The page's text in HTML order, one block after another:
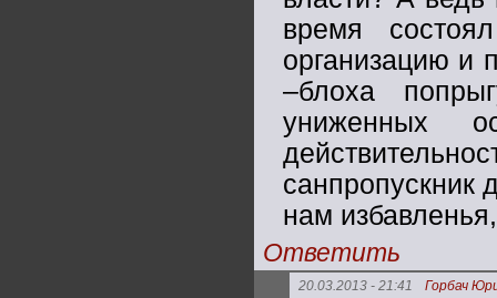
время
организацию и
–блоха
униженных
санпропускник
нам
Ответить
20.03.2013 - 21:41 Горбач